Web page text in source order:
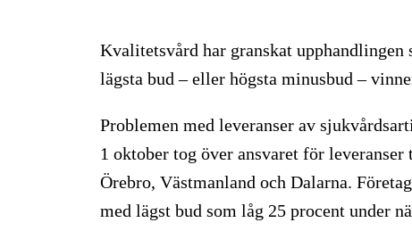
Kvalitetsvård har granskat upphandlingen
lägsta bud – eller högsta minusbud –
Problemen med leveranser av
1 oktober tog över ansvaret för
Örebro, Västmanland och Dalarna.
med lägst bud som låg 25 procent under